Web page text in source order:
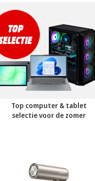
Top computer & tablet
selectie voor de zomer